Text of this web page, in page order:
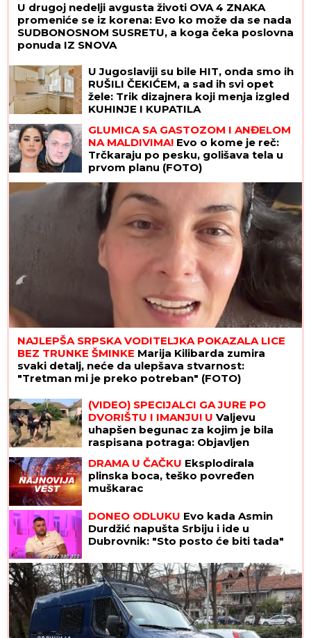
U drugoj nedelji avgusta životi OVA 4 ZNAKA
promeniće se iz korena: Evo ko može da se nada
SUDBONOSNOM SUSRETU, a koga čeka poslovna
ponuda IZ SNOVA
U Jugoslaviji su bile HIT, onda smo ih
RUŠILI ČEKIĆEM, a sad ih svi opet
žele: Trik dizajnera koji menja izgled
KUHINJE I KUPATILA
GLUMICA SA GASTOZOM I ANĐELOM
NA MALDIVIMA! Evo o kome je reč:
Trčkaraju po pesku, golišava tela u
prvom planu (FOTO)
NAJLEPŠA SRPSKA VODITELJKA POKAZALA LICE
BEZ TRUNKE ŠMINKE Marija Kilibarda zumira
svaki detalj, neće da ulepšava stvarnost:
"Tretman mi je preko potreban" (FOTO)
(VIDEO) SPECIJALCI GA JURE PO
DVORIŠTU I IMANJU! U Valjevu
uhapšen begunac za kojim je bila
raspisana potraga: Objavljen
dramatičan snimak akcije
DRAMA U ČAČKU Eksplodirala
plinska boca, teško povređen
muškarac
DONEO ODLUKU Evo kada Asmin
Durdžić napušta Srbiju i ide u
Dubrovnik: "Sto posto će biti tada"